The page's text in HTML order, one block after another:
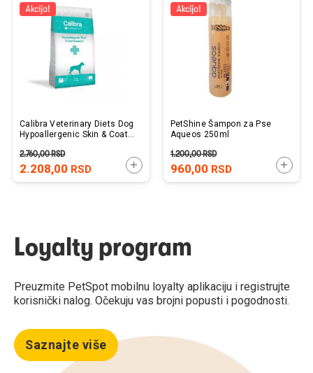
Calibra Veterinary Diets Dog
Hypoallergenic Skin & Coat
2.208,00 RSD
2.760,00RSD
DODAJTE U KORPU
PetShine Šampon za Pse
Aqueos 250ml
960,00 RSD
1.200,00RSD
Loyalty program
Preuzmite PetSpot mobilnu loyalty aplikaciju i registrujte
korisnički nalog. Očekuju vas brojni popusti i pogodnosti.
Saznajte više